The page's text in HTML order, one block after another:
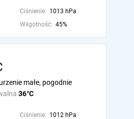
Ciśnienie: 1013 hPa
Wilgotność: 45%
36°C
małe, pogodnie
Ciśnienie: 1012 hPa